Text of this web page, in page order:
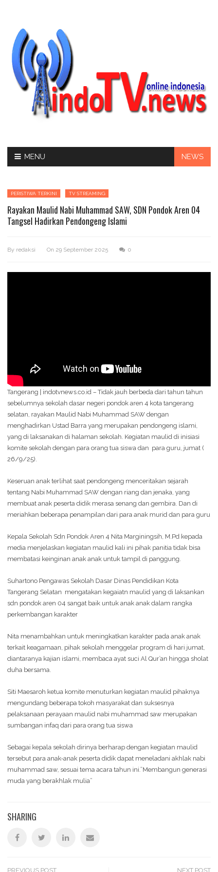
MENU NEWS
PERISTIWA TERKINI TV STREAMING
Rayakan Maulid Nabi Muhammad SAW, SDN Pondok Aren 04
Tangsel Hadirkan Pendongeng Islami
By redaksi On 29 September 2025 0
Tangerang | indotvnews.co.id – Tidak jauh berbeda dari tahun tahun
sebelumnya sekolah dasar negeri pondok aren 4 kota tangerang
selatan, rayakan Maulid Nabi Muhammad SAW dengan
menghadirkan Ustad Barra yang merupakan pendongeng islami,
yang di laksanakan di halaman sekolah. Kegiatan maulid di inisiasi
komite sekolah dengan para orang tua siswa dan para guru, jumat (
26/9/25).
Keseruan anak terlihat saat pendongeng menceritakan sejarah
tentang Nabi Muhammad SAW dengan riang dan jenaka, yang
membuat anak peserta didik merasa senang dan gembira. Dan di
meriahkan beberapa penampilan dari para anak murid dan para guru
Kepala Sekolah Sdn Pondok Aren 4 Nita Marginingsih, M.Pd kepada
media menjelaskan kegiatan maulid kali ini pihak panitia tidak bisa
membatasi keinginan anak anak untuk tampil di panggung.
Suhartono Pengawas Sekolah Dasar Dinas Pendidikan Kota
Tangerang Selatan mengatakan kegaiatn maulid yang di laksankan
sdn pondok aren 04 sangat baik untuk anak anak dalam rangka
perkembangan karakter
Nita menambahkan untuk meningkatkan karakter pada anak anak
terkait keagamaan, pihak sekolah menggelar program di hari jumat,
diantaranya kajian islami, membaca ayat suci Al Qur’an hingga sholat
duha bersama.
Siti Maesaroh ketua komite menuturkan kegiatan maulid pihaknya
mengundang beberapa tokoh masyarakat dan suksesnya
pelaksanaan perayaan maulid nabi muhammad saw merupakan
sumbangan infaq dari para orang tua siswa
Sebagai kepala sekolah dirinya berharap dengan kegiatan maulid
tersebut para anak-anak peserta didik dapat meneladani akhlak nabi
muhammad saw, sesuai tema acara tahun ini.”Membangun generasi
muda yang berakhlak mulia”
SHARING
PREVIOUS POST NEXT POST